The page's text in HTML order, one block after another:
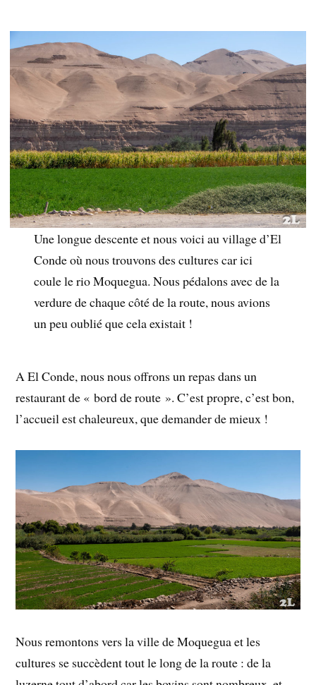
Une longue descente et nous voici au village d’El
Conde où nous trouvons des cultures car ici
coule le rio Moquegua. Nous pédalons avec de la
verdure de chaque côté de la route, nous avions
un peu oublié que cela existait !
A El Conde, nous nous offrons un repas dans un
restaurant de « bord de route ». C’est propre, c’est bon,
l’accueil est chaleureux, que demander de mieux !
Nous remontons vers la ville de Moquegua et les
cultures se succèdent tout le long de la route : de la